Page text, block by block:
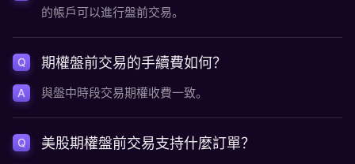
的帳戶可以進行盤前交易。
Q 期權盤前交易的手續費如何？
A 與盤中時段交易期權收費一致。
Q 美股期權盤前交易支持什麼訂單？